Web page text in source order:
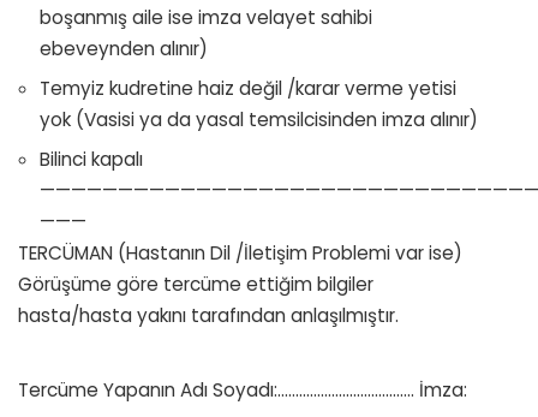
boşanmış aile ise imza velayet sahibi
ebeveynden alınır)
Temyiz kudretine haiz değil /karar verme yetisi
yok (Vasisi ya da yasal temsilcisinden imza alınır)
Bilinci kapalı
———
TERCÜMAN (Hastanın Dil /İletişim Problemi var ise)
Görüşüme göre tercüme ettiğim bilgiler
hasta/hasta yakını tarafından anlaşılmıştır.
Tercüme Yapanın Adı Soyadı:………………………….……. İmza: